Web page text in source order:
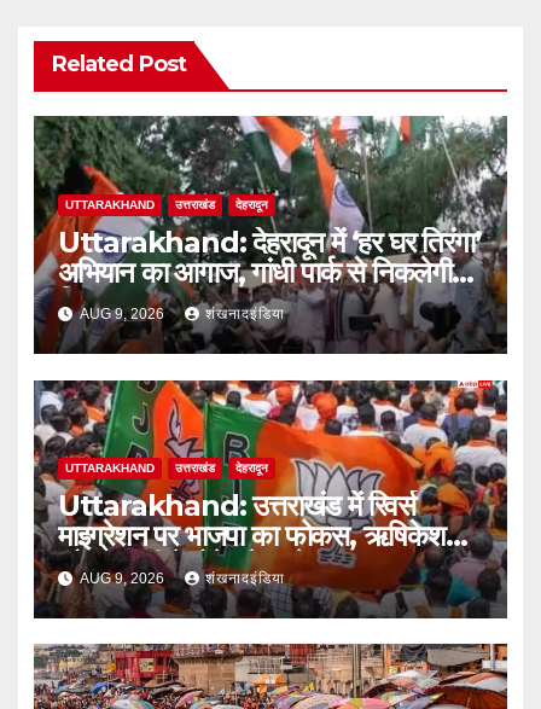
Related Post
UTTARAKHAND उत्तराखंड देहरादून
Uttarakhand: देहरादून में ‘हर घर तिरंगा’
अभियान का आगाज, गांधी पार्क से निकलेगी
तिरंगा यात्रा
AUG 9, 2026 शंखनादइंडिया
UTTARAKHAND उत्तराखंड देहरादून
Uttarakhand: उत्तराखंड में रिवर्स
माइग्रेशन पर भाजपा का फोकस, ऋषिकेश
और हल्द्वानी में होंगे बड़े सम्मेलन
AUG 9, 2026 शंखनादइंडिया